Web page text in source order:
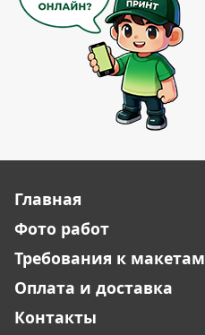
Главная
Фото работ
Требования к макетам
Оплата и доставка
Контакты